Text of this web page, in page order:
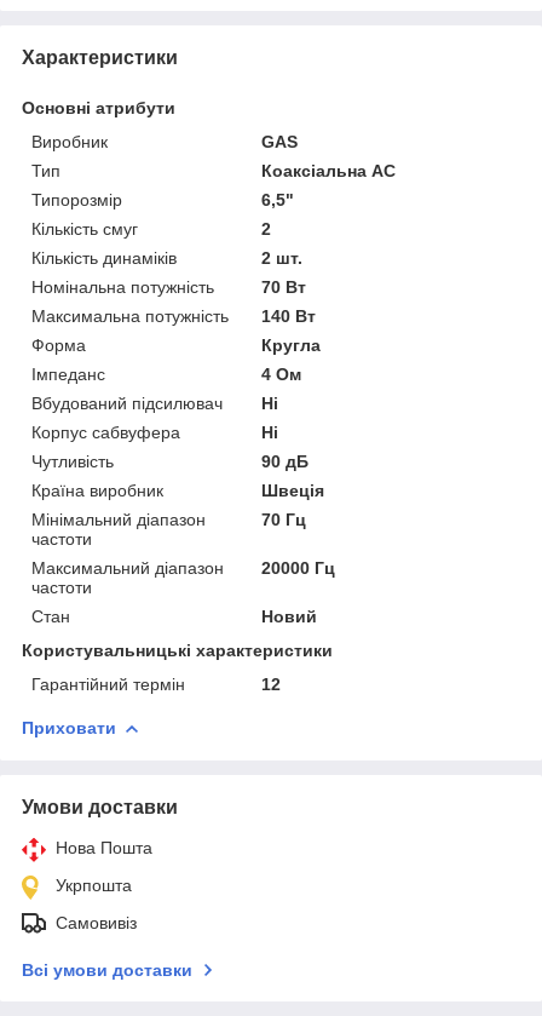
Характеристики
Основні атрибути
Виробник
GAS
Тип
Коаксіальна АС
Типорозмір
6,5"
Кількість смуг
2
Кількість динаміків
2 шт.
Номінальна потужність
70 Вт
Максимальна потужність
140 Вт
Форма
Кругла
Імпеданс
4 Ом
Вбудований підсилювач
Ні
Корпус сабвуфера
Ні
Чутливість
90 дБ
Країна виробник
Швеція
Мінімальний діапазон
частоти
70 Гц
Максимальний діапазон
частоти
20000 Гц
Стан
Новий
Користувальницькі характеристики
Гарантійний термін
12
Приховати
Умови доставки
Нова Пошта
Укрпошта
Самовивіз
Всі умови доставки